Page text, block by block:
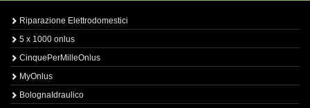
Riparazione Elettrodomestici
5 x 1000 onlus
CinquePerMilleOnlus
MyOnlus
BolognaIdraulico